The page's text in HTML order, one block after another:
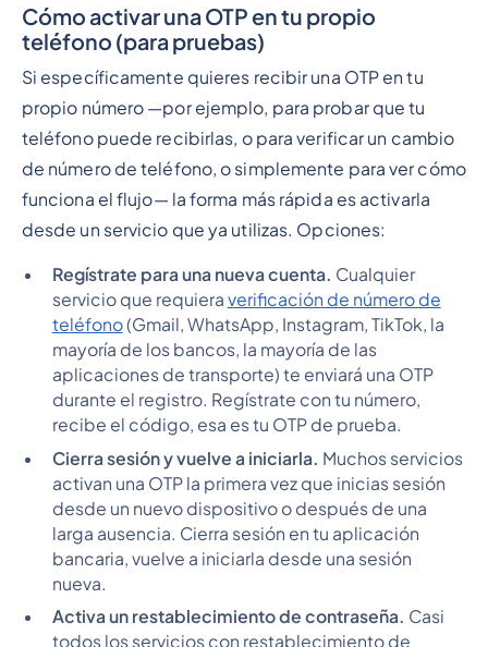
Cómo activar una OTP en tu propio
teléfono (para pruebas)
Si específicamente quieres recibir una OTP en tu
propio número —por ejemplo, para probar que tu
teléfono puede recibirlas, o para verificar un cambio
de número de teléfono, o simplemente para ver cómo
funciona el flujo— la forma más rápida es activarla
desde un servicio que ya utilizas. Opciones:
Regístrate para una nueva cuenta. Cualquier
servicio que requiera verificación de número de
teléfono(Gmail, WhatsApp, Instagram, TikTok, la
mayoría de los bancos, la mayoría de las
aplicaciones de transporte) te enviará una OTP
durante el registro. Regístrate con tu número,
recibe el código, esa es tu OTP de prueba.
Cierra sesión y vuelve a iniciarla. Muchos servicios
activan una OTP la primera vez que inicias sesión
desde un nuevo dispositivo o después de una
larga ausencia. Cierra sesión en tu aplicación
bancaria, vuelve a iniciarla desde una sesión
nueva.
Activa un restablecimiento de contraseña. Casi
todos los servicios con restablecimiento de